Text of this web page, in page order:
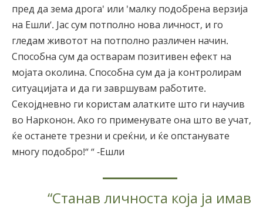
пред да зема дрога' или 'малку подобрена верзија
на Ешли’. Јас сум потполно нова личност, и го
гледам животот на потполно различен начин.
Способна сум да остварам позитивен ефект на
мојата околина. Способна сум да ја контролирам
ситуацијата и да ги завршувам работите.
Секојдневно ги користам алатките што ги научив
во Нарконон. Ако го применувате она што ве учат,
ќе останете трезни и среќни, и ќе опстанувате
многу подобро!“ “ -Ешли
“Станав личноста која ја имав